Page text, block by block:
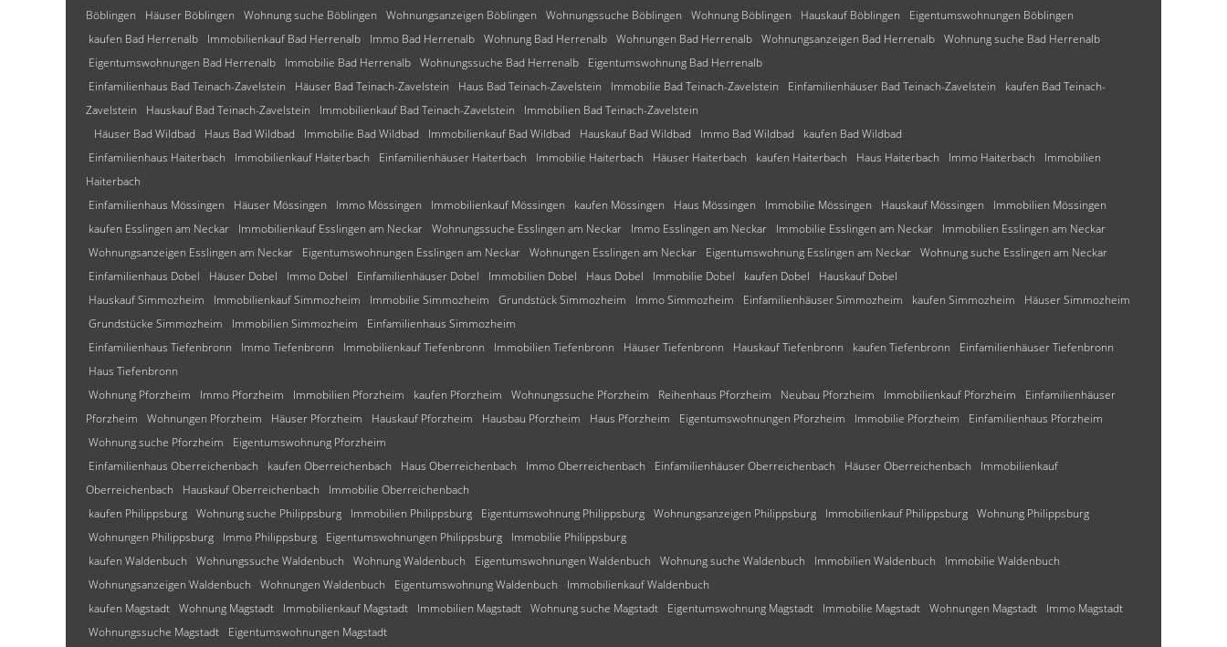
Böblingen
Häuser Böblingen Wohnung suche Böblingen Wohnungsanzeigen Böblingen Wohnungssuche Böblingen Wohnung Böblingen Hauskauf Böblingen
Eigentumswohnungen Böblingen
kaufen Bad Herrenalb
Immobilienkauf Bad Herrenalb Immo Bad Herrenalb Wohnung Bad Herrenalb Wohnungen Bad Herrenalb Wohnungsanzeigen Bad Herrenalb Wohnung suche Bad Herrenalb
Eigentumswohnungen Bad Herrenalb
Immobilie Bad Herrenalb Wohnungssuche Bad Herrenalb
Eigentumswohnung Bad Herrenalb
Einfamilienhaus Bad Teinach-Zavelstein
Häuser Bad Teinach-Zavelstein Haus Bad Teinach-Zavelstein Immobilie Bad Teinach-Zavelstein Einfamilienhäuser Bad Teinach-Zavelstein
kaufen Bad Teinach-
Zavelstein
Hauskauf Bad Teinach-Zavelstein Immobilienkauf Bad Teinach-Zavelstein
Immobilien Bad Teinach-Zavelstein
Häuser Bad Wildbad
Haus Bad Wildbad Immobilie Bad Wildbad Immobilienkauf Bad Wildbad Hauskauf Bad Wildbad Immo Bad Wildbad
kaufen Bad Wildbad
Einfamilienhaus Haiterbach
Immobilienkauf Haiterbach Einfamilienhäuser Haiterbach Immobilie Haiterbach Häuser Haiterbach kaufen Haiterbach Haus Haiterbach Immo Haiterbach
Immobilien
Haiterbach
Einfamilienhaus Mössingen
Häuser Mössingen Immo Mössingen Immobilienkauf Mössingen kaufen Mössingen Haus Mössingen Immobilie Mössingen Hauskauf Mössingen
Immobilien Mössingen
kaufen Esslingen am Neckar
Immobilienkauf Esslingen am Neckar Wohnungssuche Esslingen am Neckar Immo Esslingen am Neckar Immobilie Esslingen am Neckar
Immobilien Esslingen am Neckar
Wohnungsanzeigen Esslingen am Neckar
Eigentumswohnungen Esslingen am Neckar Wohnungen Esslingen am Neckar Eigentumswohnung Esslingen am Neckar Wohnung suche Esslingen am Neckar
Einfamilienhaus Dobel
Häuser Dobel Immo Dobel Einfamilienhäuser Dobel Immobilien Dobel Haus Dobel Immobilie Dobel kaufen Dobel
Hauskauf Dobel
Hauskauf Simmozheim
Immobilienkauf Simmozheim Immobilie Simmozheim Grundstück Simmozheim Immo Simmozheim Einfamilienhäuser Simmozheim kaufen Simmozheim
Häuser Simmozheim
Grundstücke Simmozheim
Immobilien Simmozheim
Einfamilienhaus Simmozheim
Einfamilienhaus Tiefenbronn
Immo Tiefenbronn Immobilienkauf Tiefenbronn Immobilien Tiefenbronn Häuser Tiefenbronn Hauskauf Tiefenbronn kaufen Tiefenbronn
Einfamilienhäuser Tiefenbronn
Haus Tiefenbronn
Wohnung Pforzheim
Immo Pforzheim Immobilien Pforzheim kaufen Pforzheim Wohnungssuche Pforzheim Reihenhaus Pforzheim Neubau Pforzheim Immobilienkauf Pforzheim
Einfamilienhäuser
Pforzheim
Wohnungen Pforzheim Häuser Pforzheim Hauskauf Pforzheim Hausbau Pforzheim Haus Pforzheim Eigentumswohnungen Pforzheim Immobilie Pforzheim
Einfamilienhaus Pforzheim
Wohnung suche Pforzheim
Eigentumswohnung Pforzheim
Einfamilienhaus Oberreichenbach
kaufen Oberreichenbach Haus Oberreichenbach Immo Oberreichenbach Einfamilienhäuser Oberreichenbach Häuser Oberreichenbach
Immobilienkauf
Oberreichenbach
Hauskauf Oberreichenbach
Immobilie Oberreichenbach
kaufen Philippsburg Wohnung suche Philippsburg Immobilien Philippsburg Eigentumswohnung Philippsburg Wohnungsanzeigen Philippsburg Immobilienkauf Philippsburg Wohnung Philippsburg
Wohnungen Philippsburg
Immo Philippsburg Eigentumswohnungen Philippsburg
Immobilie Philippsburg
kaufen Waldenbuch
Wohnungssuche Waldenbuch Wohnung Waldenbuch Eigentumswohnungen Waldenbuch Wohnung suche Waldenbuch Immobilien Waldenbuch
Immobilie Waldenbuch
Wohnungsanzeigen Waldenbuch
Wohnungen Waldenbuch Eigentumswohnung Waldenbuch
Immobilienkauf Waldenbuch
kaufen Magstadt Wohnung Magstadt Immobilienkauf Magstadt Immobilien Magstadt Wohnung suche Magstadt Eigentumswohnung Magstadt Immobilie Magstadt Wohnungen Magstadt
Immo Magstadt
Wohnungssuche Magstadt
Eigentumswohnungen Magstadt